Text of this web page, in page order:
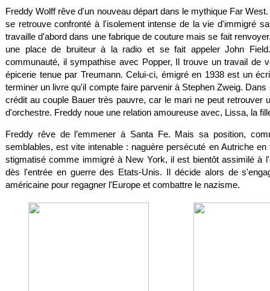
Freddy Wolff rêve d'un nouveau départ dans le mythique Far
se retrouve confronté à l'isolement intense de la vie d'immigré
travaille d'abord dans une fabrique de couture mais se fait
une place de bruiteur à la radio et se fait appeler John
communauté, il sympathise avec Popper, Il trouve un travail de
épicerie tenue par Treumann. Celui-ci, émigré en 1938 est un
terminer un livre qu'il compte faire parvenir à Stephen Zweig. Dans
crédit au couple Bauer très pauvre, car le mari ne peut retrouver
d'orchestre. Freddy noue une relation amoureuse avec, Lissa, la
Freddy rêve de l’emmener à Santa Fe. Mais sa position,
semblables, est vite intenable : naguère persécuté en Autriche en
stigmatisé comme immigré à New York, il est bientôt assimilé à
dès l'entrée en guerre des Etats-Unis. Il décide alors de
américaine pour regagner l'Europe et combattre le nazisme.